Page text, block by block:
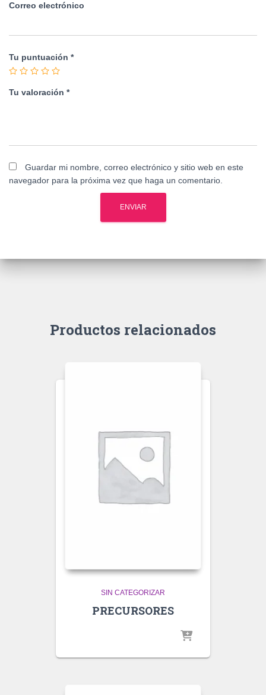
Correo electrónico
Tu puntuación *
Tu valoración *
Guardar mi nombre, correo electrónico y sitio web en este
navegador para la próxima vez que haga un comentario.
Productos relacionados
SIN CATEGORIZAR
PRECURSORES